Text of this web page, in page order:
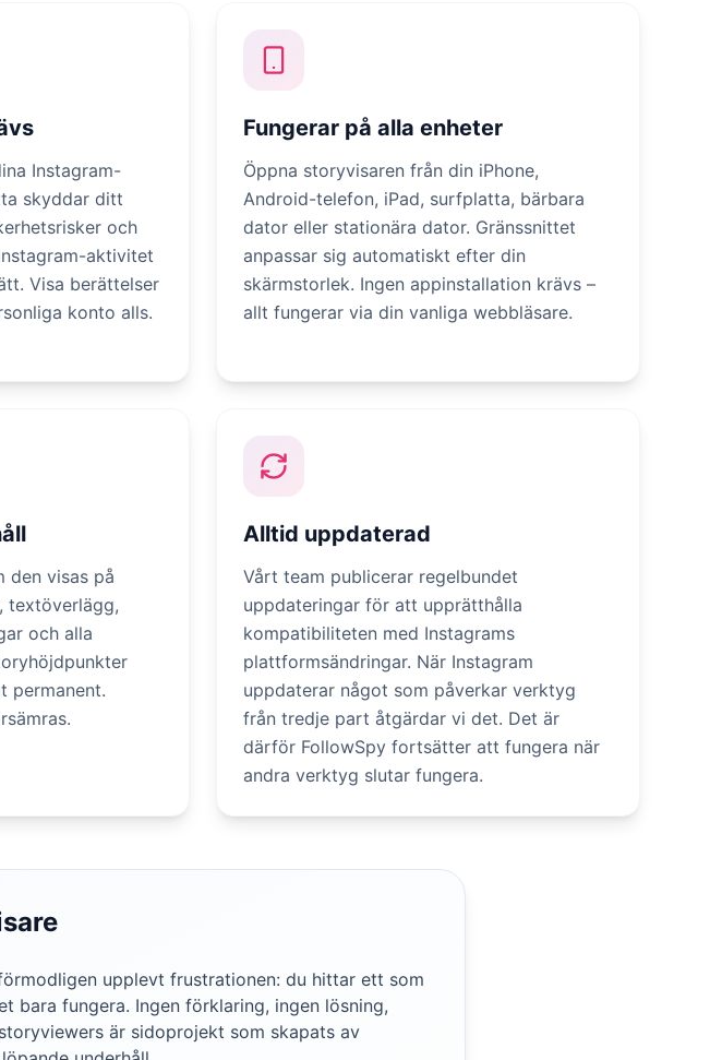
Instagram-
skyddar ditt
och
aktivitet
Visa berättelser
konto alls.
Fungerar på alla enheter
Öppna storyvisaren från din iPhone,
Android-telefon, iPad, surfplatta, bärbara
dator eller stationära dator. Gränssnittet
anpassar sig automatiskt efter din
skärmstorlek. Ingen appinstallation krävs –
allt fungerar via din vanliga webbläsare.
den visas på
textöverlägg,
och alla
permanent.
Alltid uppdaterad
Vårt team publicerar regelbundet
uppdateringar för att upprätthålla
kompatibiliteten med Instagrams
plattformsändringar. När Instagram
uppdaterar något som påverkar verktyg
från tredje part åtgärdar vi det. Det är
därför FollowSpy fortsätter att fungera när
andra verktyg slutar fungera.
upplevt frustrationen: du hittar ett som
bara fungera. Ingen förklaring, ingen lösning,
är sidoprojekt som skapats av